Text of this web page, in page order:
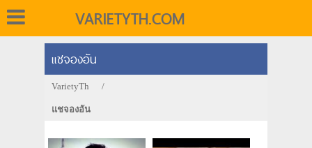
VARIETYTH.COM
แชจองอัน
VarietyTh /
แชจองอัน